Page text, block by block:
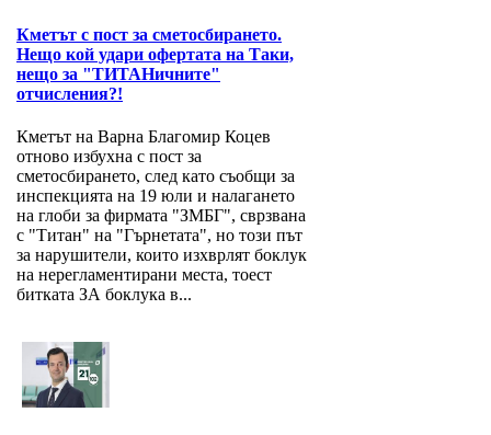
Кметът с пост за сметосбирането.
Нещо кой удари офертата на Таки,
нещо за "ТИТАНичните"
отчисления?!
Кметът на Варна Благомир Коцев
отново избухна с пост за
сметосбирането, след като съобщи за
инспекцията на 19 юли и налагането
на глоби за фирмата "ЗМБГ", сврзвана
с "Титан" на "Гърнетата", но този път
за нарушители, които изхврлят боклук
на нерегламентирани места, тоест
битката ЗА боклука в...